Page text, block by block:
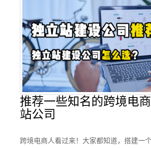
推荐一些知名的跨境电
站公司
跨境电商人看过来！大家都知道，搭建一